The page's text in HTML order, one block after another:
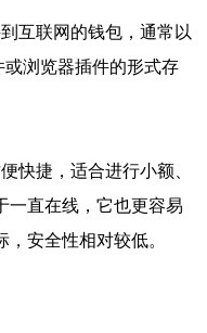
互联网的钱包，通常以
浏览器插件的形式存
快捷，适合进行小额、
一直在线，它也更容易
安全性相对较低。